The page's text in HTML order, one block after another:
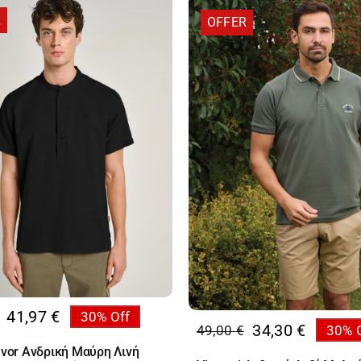
41,97 € 30% Off
Ανδρική Μαύρη Λινή
OFFER
49,00€
Original34,30 €
Η
30%